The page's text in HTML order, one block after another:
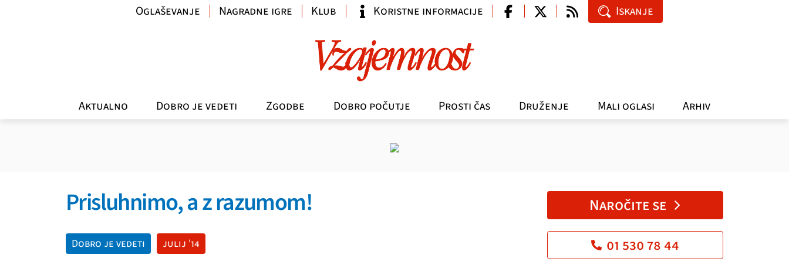
Aktualno Dobro je vedeti Zgodbe Dobro počutje Prosti čas Druženje Mali oglasi Arhiv
Oglaševanje Nagradne igre Klub Koristne informacije Iskanje
Prisluhnimo, a z razumom!
Dobro je vedeti
julij '14
Naročite se
01 530 78 44